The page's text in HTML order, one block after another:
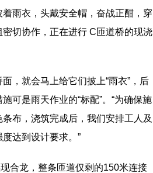
雨衣，头戴安全帽，奋战正酣，穿
切协作，正在进行 C匝道桥的现浇
，就会马上给它们披上“雨衣”，后
可是雨天作业的“标配”。“为确保施
布，浇筑完成后，我们安排工人及
达到设计要求。”
合龙，整条匝道仅剩的150米连接